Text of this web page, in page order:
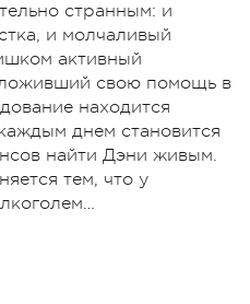
странным: и
и молчаливый
активный
свою помощь в
находится
днем становится
найти Дэни живым.
тем, что у